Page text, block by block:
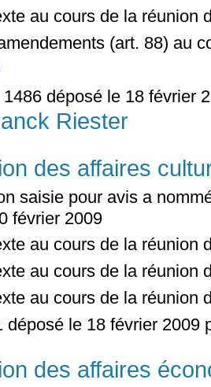
au cours de la réunion
(art. 88) au
1486 déposé le 18 février
Riester
des affaires
saisie pour avis a
février 2009
au cours de la réunion
au cours de la réunion
au cours de la réunion
déposé le 18 février 2009
des affaires